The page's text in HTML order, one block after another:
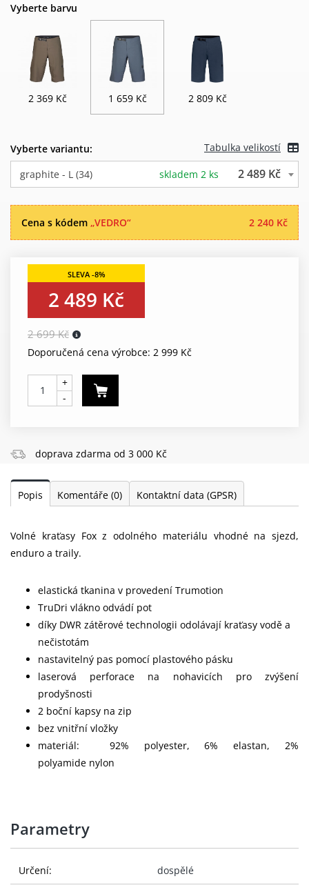
Vyberte barvu
2 369 Kč 1 659 Kč 2 809 Kč
Vyberte variantu: Tabulka velikostí
graphite - L (34) skladem 2 ks 2 489 Kč
2 240 Kč
Cena s kódem „VEDRO“
2 489 Kč
2 699 Kč
Doporučená cena výrobce: 2 999 Kč
+
-
doprava zdarma od 3 000 Kč
Popis Komentáře (0) Kontaktní data (GPSR)
Volné kraťasy Fox z odolného materiálu vhodné na sjezd,
enduro a traily.
elastická tkanina v provedení Trumotion
TruDri vlákno odvádí pot
díky DWR zátěrové technologii odolávají kraťasy vodě a
nečistotám
nastavitelný pas pomocí plastového pásku
laserová perforace na nohavicích pro zvýšení
prodyšnosti
2 boční kapsy na zip
bez vnitřní vložky
materiál: 92% polyester, 6% elastan, 2%
polyamide nylon
Parametry
Určení: dospělé